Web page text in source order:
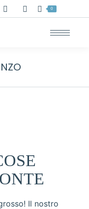
Cerca: 0
Il nostro